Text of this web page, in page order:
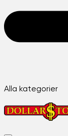
Alla kategorier